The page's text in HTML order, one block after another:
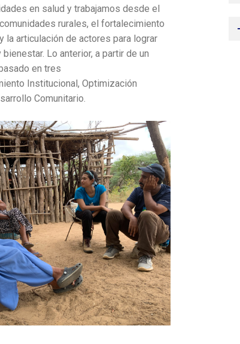
en salud y trabajamos desde el
rurales, el fortalecimiento
la articulación de actores para lograr
Lo anterior, a partir de un
en tres
Institucional, Optimización
Comunitario.